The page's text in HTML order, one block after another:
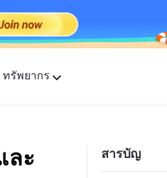
ทรัพยากร
ละ
สารบัญ